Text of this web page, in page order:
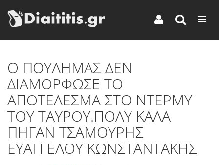
Ο ΠΟΥΛΗΜΑΣ ΔΕΝ
ΔΙΑΜΟΡΦΩΣΕ ΤΟ
ΑΠΟΤΕΛΕΣΜΑ ΣΤΟ ΝΤΕΡΜΥ
ΤΟΥ ΤΑΥΡΟΥ.ΠΟΛΥ ΚΑΛΑ
ΠΗΓΑΝ ΤΣΑΜΟΥΡΗΣ
ΕΥΑΓΓΕΛΟΥ ΚΩΝΣΤΑΝΤΑΚΗΣ